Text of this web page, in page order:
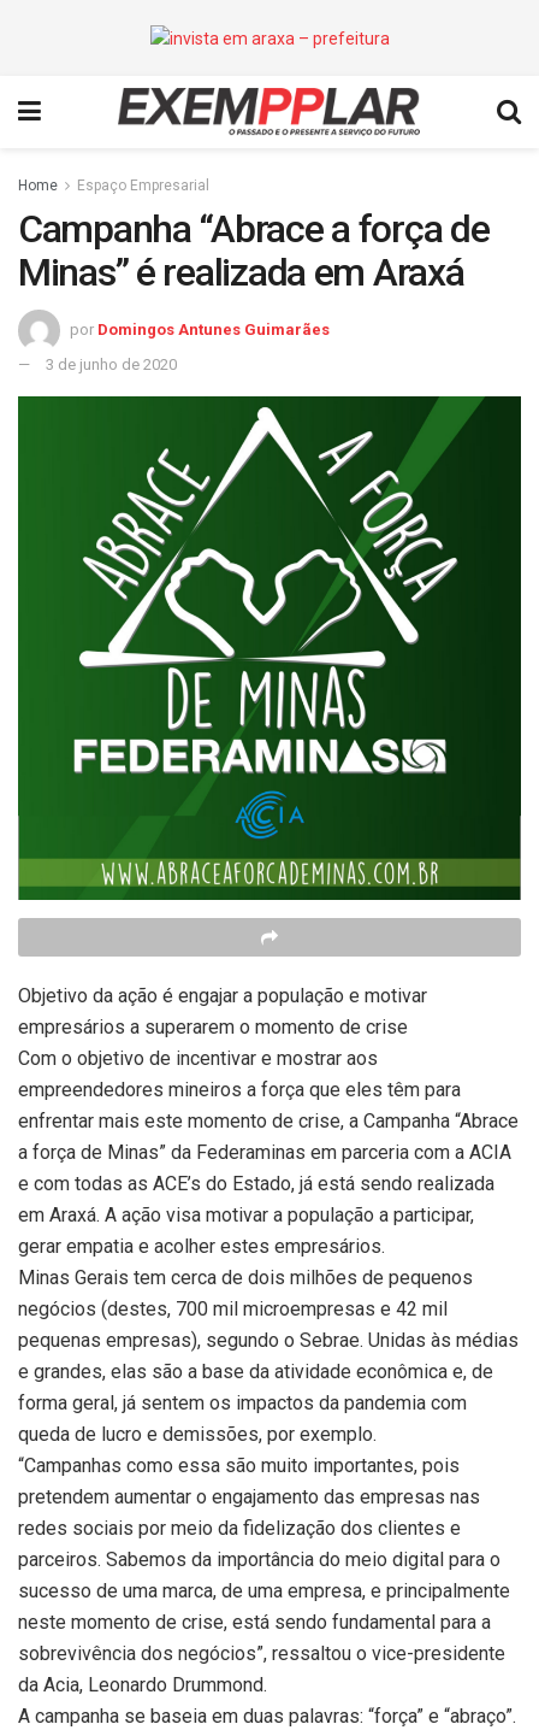
Home Espaço Empresarial
Campanha “Abrace a força de
Minas” é realizada em Araxá
por Domingos Antunes Guimarães
3 de junho de 2020
Objetivo da ação é engajar a população e motivar
empresários a superarem o momento de crise
Com o objetivo de incentivar e mostrar aos
empreendedores mineiros a força que eles têm para
enfrentar mais este momento de crise, a Campanha “Abrace
a força de Minas” da Federaminas em parceria com a ACIA
e com todas as ACE’s do Estado, já está sendo realizada
em Araxá. A ação visa motivar a população a participar,
gerar empatia e acolher estes empresários.
Minas Gerais tem cerca de dois milhões de pequenos
negócios (destes, 700 mil microempresas e 42 mil
pequenas empresas), segundo o Sebrae. Unidas às médias
e grandes, elas são a base da atividade econômica e, de
forma geral, já sentem os impactos da pandemia com
queda de lucro e demissões, por exemplo.
“Campanhas como essa são muito importantes, pois
pretendem aumentar o engajamento das empresas nas
redes sociais por meio da fidelização dos clientes e
parceiros. Sabemos da importância do meio digital para o
sucesso de uma marca, de uma empresa, e principalmente
neste momento de crise, está sendo fundamental para a
sobrevivência dos negócios”, ressaltou o vice-presidente
da Acia, Leonardo Drummond.
A campanha se baseia em duas palavras: “força” e “abraço”.